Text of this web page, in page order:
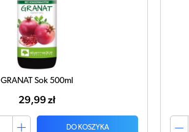
GRANAT Sok 500ml
29,99 zł
DO KOSZYKA